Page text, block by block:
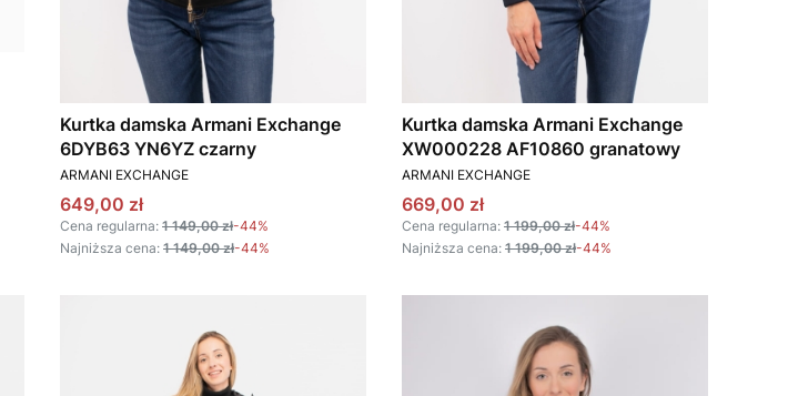
Kurtka damska Armani Exchange
6DYB63 YN6YZ czarny
PRODUCENT
ARMANI EXCHANGE
Cena promocyjna
649,00 zł
Cena regularna: 1 149,00 zł-44%
Najniższa cena: 1 149,00 zł-44%
Kurtka damska Armani Exchange
XW000228 AF10860 granatowy
PRODUCENT
ARMANI EXCHANGE
Cena promocyjna
669,00 zł
Cena regularna: 1 199,00 zł-44%
Najniższa cena: 1 199,00 zł-44%